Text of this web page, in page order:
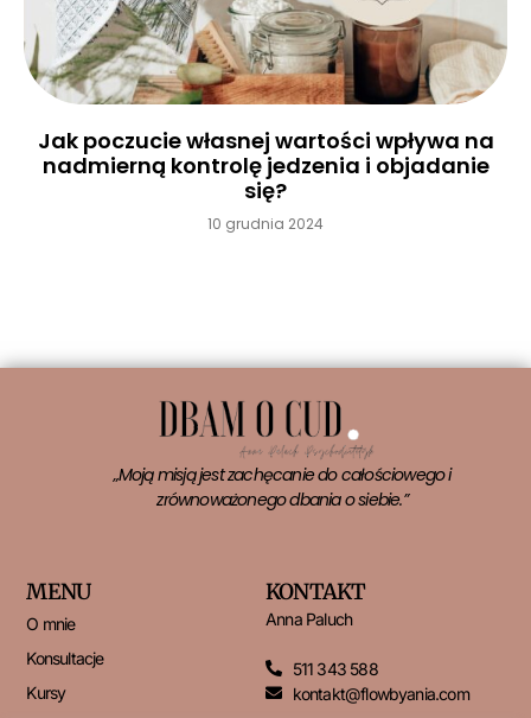
Jak poczucie własnej wartości wpływa na
nadmierną kontrolę jedzenia i objadanie
się?
10 grudnia 2024
„Moją misją jest zachęcanie do całościowego i
zrównoważonego dbania o siebie.”
MENU
O mnie
Konsultacje
Kursy
KONTAKT
Anna Paluch
511 343 588
kontakt@flowbyania.com